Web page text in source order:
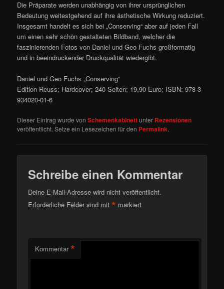
Die Präparate werden unabhängig von ihrer ursprünglichen
Bedeutung weitestgehend auf ihre ästhetische Wirkung reduziert.
Insgesamt handelt es sich bei „Conserving“ aber auf jeden Fall
um einen sehr schön gestalteten Bildband, welcher die
faszinierenden Fotos von Daniel und Geo Fuchs großformatig
und in beeindruckender Druckqualität wiedergibt.
Daniel und Geo Fuchs „Conserving“
Edition Reuss; Hardcover; 240 Seiten; 19,90 Euro; ISBN: 978-3-
934020-01-6
Dieser Eintrag wurde vonSchemenkabinettunter Rezensionen
veröffentlicht. Setze ein Lesezeichen für den Permalink.
Schreibe einen Kommentar
Deine E-Mail-Adresse wird nicht veröffentlicht.
Erforderliche Felder sind mit* markiert
Kommentar *